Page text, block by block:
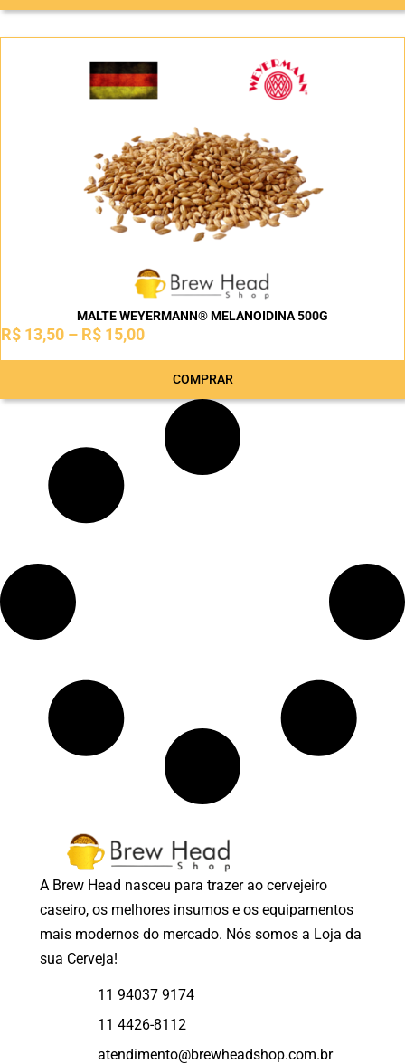
MALTE WEYERMANN® MELANOIDINA 500G
R$ 13,50 – R$ 15,00
COMPRAR
A Brew Head nasceu para trazer ao cervejeiro
caseiro, os melhores insumos e os equipamentos
mais modernos do mercado. Nós somos a Loja da
sua Cerveja!
11 94037 9174
11 4426-8112
atendimento@brewheadshop.com.br